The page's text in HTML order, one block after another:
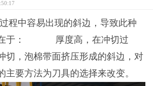
程中容易出现的斜边，导致此种
于：
厚度高，在冲切过
切，泡棉带面挤压形成的斜边，对
主要方法为刀具的选择来改变。